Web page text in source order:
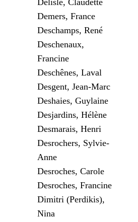
Delisle, Claudette
Demers, France
Deschamps, René
Deschenaux,
Francine
Deschênes, Laval
Desgent, Jean-Marc
Deshaies, Guylaine
Desjardins, Hélène
Desmarais, Henri
Desrochers, Sylvie-
Anne
Desroches, Carole
Desroches, Francine
Dimitri (Perdikis),
Nina